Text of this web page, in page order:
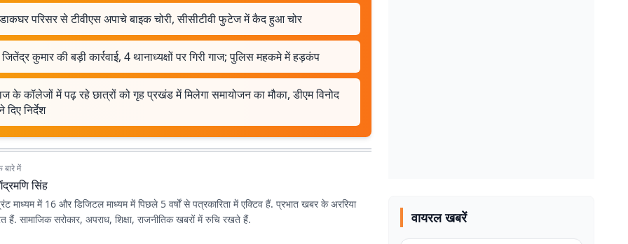
परिसर से टीवीएस अपाचे बाइक चोरी, सीसीटीवी फुटेज में कैद हुआ चोर
कुमार की बड़ी कार्रवाई, 4 थानाध्यक्षों पर गिरी गाज; पुलिस महकमे में हड़कंप
के कॉलेजों में पढ़ रहे छात्रों को गृह प्रखंड में मिलेगा समायोजन का मौका, डीएम विनोद
दिए निर्देश
में
सिंह
माध्यम में 16 और डिजिटल माध्यम में पिछले 5 वर्षों से पत्रकारिता में एक्टिव हैं. प्रभात खबर के अररिया
हैं. सामाजिक सरोकार, अपराध, शिक्षा, राजनीतिक खबरों में रुचि रखते हैं.
वायरल खबरें